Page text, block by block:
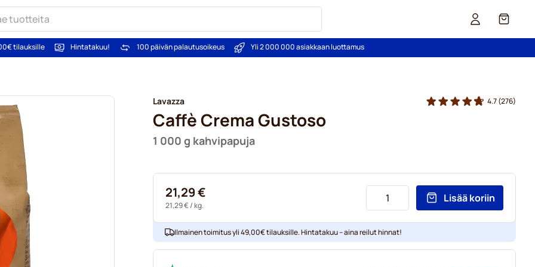
Kori
tilauksille Hintatakuu! 100 päivän palautusoikeus Yli 2 000 000 asiakkaan luottamus
Lavazza
Caffè Crema Gustoso
1 000 g kahvipapuja
4.7(276)
21,29 €
21,29 €/ kg.
Lisää koriin
Ilmainen toimitus yli 49,00€ tilauksille. Hintatakuu – aina reilut hinnat!